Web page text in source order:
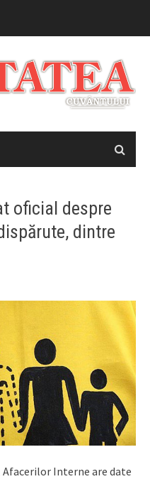
oficial despre
dintre
Interne are date